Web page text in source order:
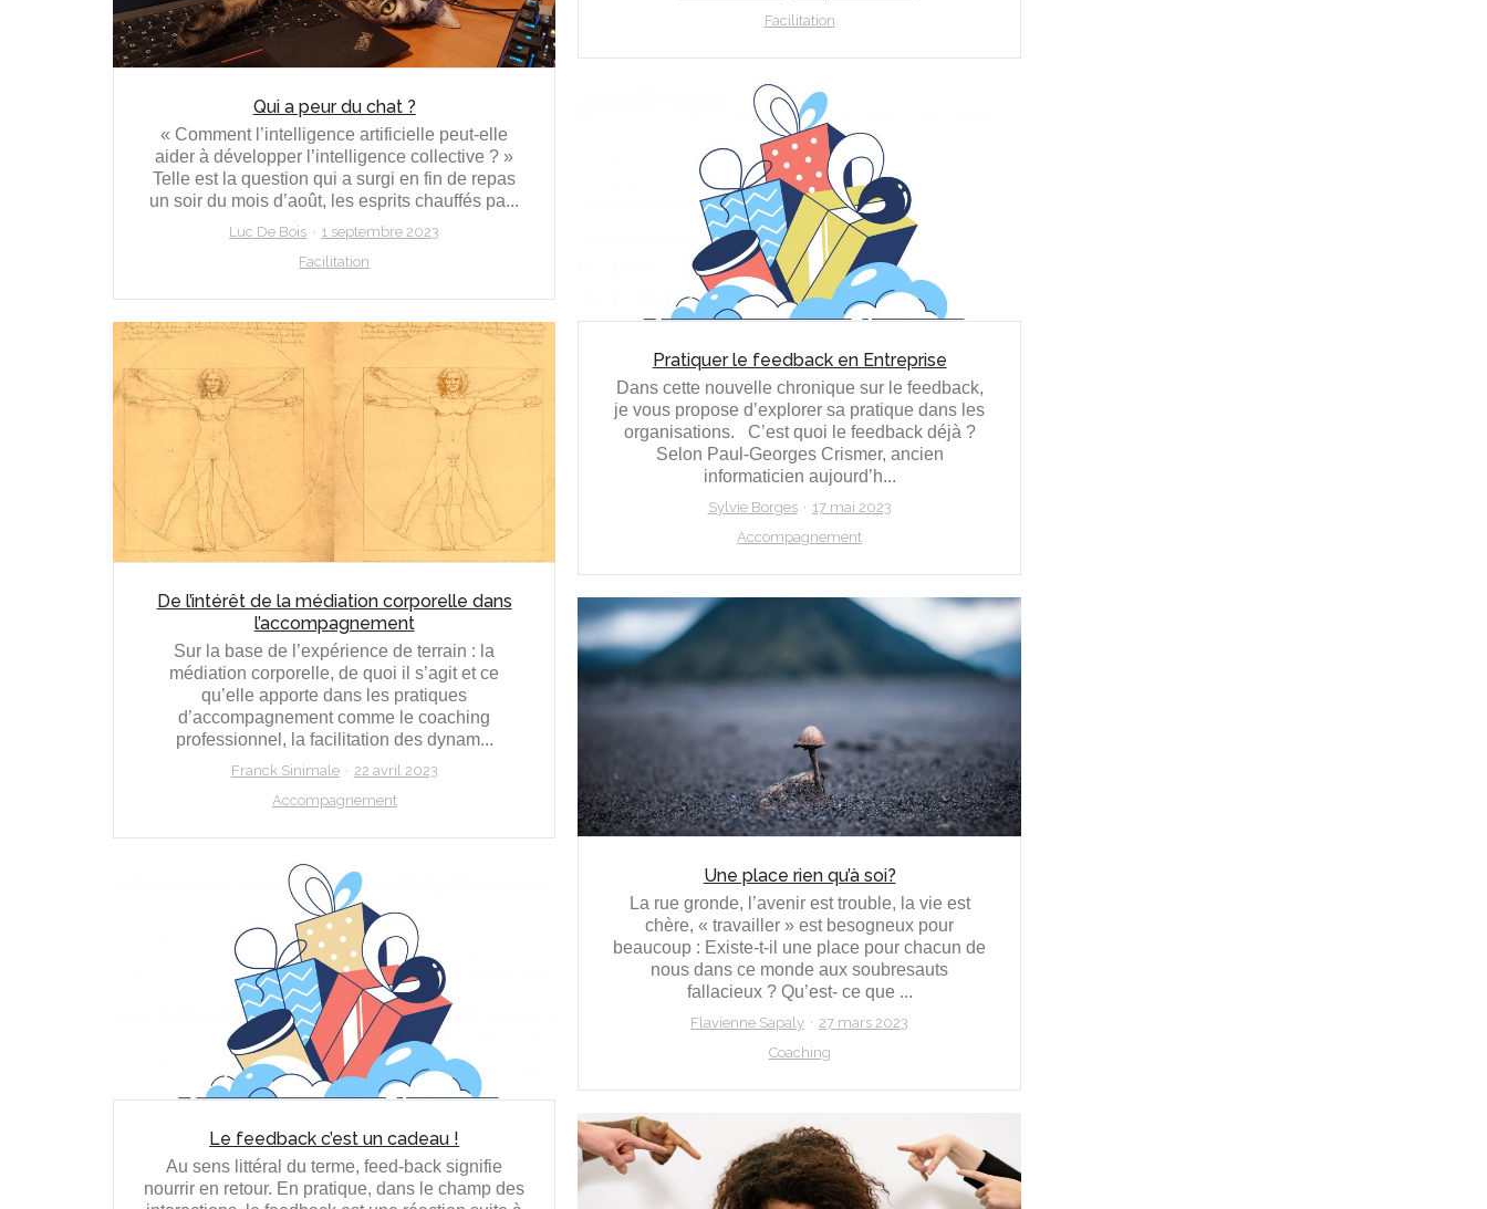
Facilitation
Qui a peur du chat ?
« Comment l’intelligence artificielle peut-elle
aider à développer l’intelligence collective ? »
Telle est la question qui a surgi en fin de repas
un soir du mois d’août, les esprits chauffés pa...
Luc De Bois
1 septembre 2023
Facilitation
Pratiquer le feedback en Entreprise
Dans cette nouvelle chronique sur le feedback,
je vous propose d’explorer sa pratique dans les
organisations. C’est quoi le feedback déjà ?
Selon Paul-Georges Crismer, ancien
informaticien aujourd’h...
Sylvie Borges
17 mai 2023
Accompagnement
De l’intérêt de la médiation corporelle dans
l’accompagnement
Sur la base de l’expérience de terrain : la
médiation corporelle, de quoi il s’agit et ce
qu’elle apporte dans les pratiques
d’accompagnement comme le coaching
professionnel, la facilitation des dynam...
Franck Sinimale
22 avril 2023
Accompagnement
Une place rien qu’à soi?
La rue gronde, l’avenir est trouble, la vie est
chère, « travailler » est besogneux pour
beaucoup : Existe-t-il une place pour chacun de
nous dans ce monde aux soubresauts
fallacieux ? Qu’est- ce que ...
Flavienne Sapaly
27 mars 2023
Coaching
Le feedback c’est un cadeau !
Au sens littéral du terme, feed-back signifie
nourrir en retour. En pratique, dans le champ des